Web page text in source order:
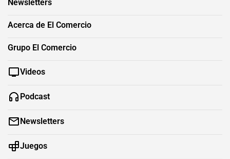
Newsletters
Acerca de El Comercio
Grupo El Comercio
Videos
Podcast
Newsletters
Juegos